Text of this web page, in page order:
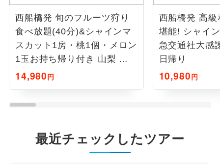
西船橋発 旬のフルーツ狩り
食べ放題(40分)&シャインマ
スカット1房・桃1個・メロン
1玉お持ち帰り付き 山梨 日
帰り
14,980円
西船橋発 高
堪能! シャイ
急交通社大感
日帰り
10,980円
最近チェックしたツアー